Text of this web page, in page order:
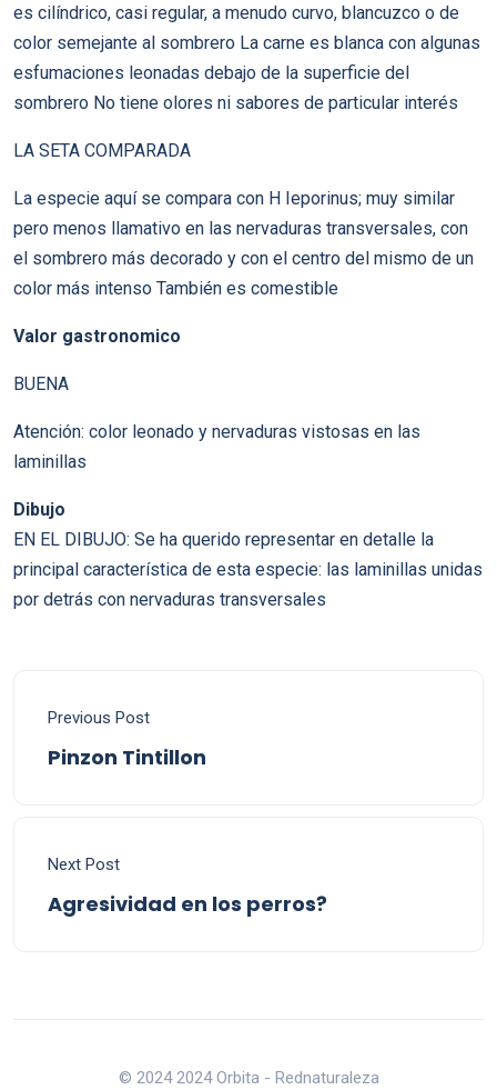
es cilíndrico, casi regular, a menudo curvo, blancuzco o de
color semejante al sombrero La carne es blanca con algunas
esfumaciones leonadas debajo de la superficie del
sombrero No tiene olores ni sabores de particular interés
LA SETA COMPARADA
La especie aquí se compara con H Ieporinus; muy similar
pero menos llamativo en las nervaduras transversales, con
el sombrero más decorado y con el centro del mismo de un
color más intenso También es comestible
Valor gastronomico
BUENA
Atención: color leonado y nervaduras vistosas en las
laminillas
Dibujo
EN EL DIBUJO: Se ha querido representar en detalle la
principal característica de esta especie: las laminillas unidas
por detrás con nervaduras transversales
Previous Post
Pinzon Tintillon
Next Post
Agresividad en los perros?
© 2024 2024 Orbita - Rednaturaleza